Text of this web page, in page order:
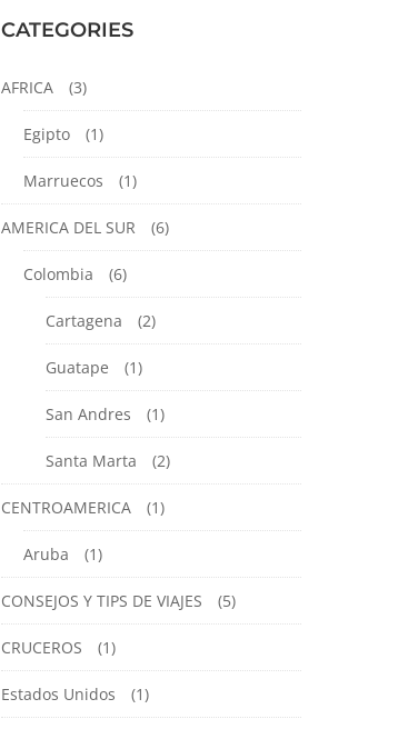
CATEGORIES
AFRICA (3)
Egipto (1)
Marruecos (1)
AMERICA DEL SUR (6)
Colombia (6)
Cartagena (2)
Guatape (1)
San Andres (1)
Santa Marta (2)
CENTROAMERICA (1)
Aruba (1)
CONSEJOS Y TIPS DE VIAJES (5)
CRUCEROS (1)
Estados Unidos (1)